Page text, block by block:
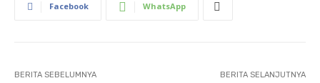
Facebook WhatsApp
BERITA SEBELUMNYA BERITA SELANJUTNYA